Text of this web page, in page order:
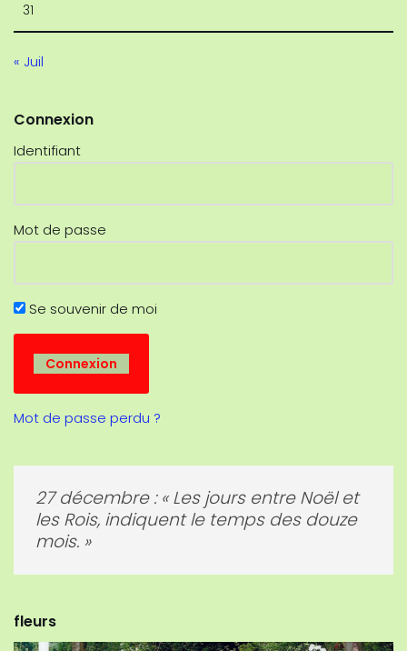
31
« Juil
Connexion
Identifiant
Mot de passe
Se souvenir de moi
Mot de passe perdu ?
08 janvier : Au jour de Sainte Gudule, le
jour croît, mais le froid ne recule.